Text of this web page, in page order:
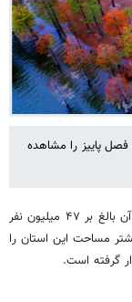
پاییز را مشاهده
استان ژجیانگ در شرق این کشور قرار گرفته و جمعیت آن بالغ بر ۴۷ میلیون نفر
مساحت این استان را
گرفته است.